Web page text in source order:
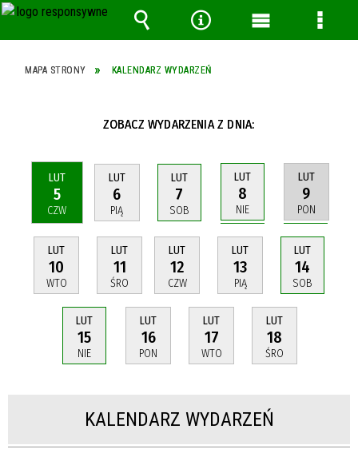
MAPA STRONY KALENDARZ WYDARZEŃ
ZOBACZ WYDARZENIA Z DNIA:
LUT
5
CZW
LUT
6
PIĄ
LUT
7
SOB
LUT
8
NIE
LUT
9
PON
LUT
10
WTO
LUT
11
ŚRO
LUT
12
CZW
LUT
13
PIĄ
LUT
14
SOB
LUT
15
NIE
LUT
16
PON
LUT
17
WTO
LUT
18
ŚRO
KALENDARZ WYDARZEŃ
Wyszukiwarka
NarzędziaMenu
Menu